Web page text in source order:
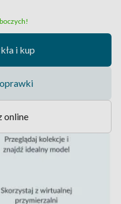
i kup
online